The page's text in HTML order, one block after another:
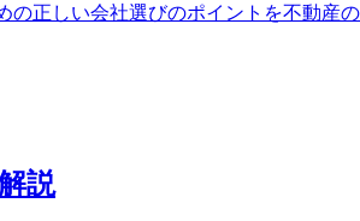
正しい会社選びのポイントを不動産
説